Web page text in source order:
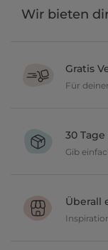
Wir bieten
Gratis
Für
30
Gib
Überall